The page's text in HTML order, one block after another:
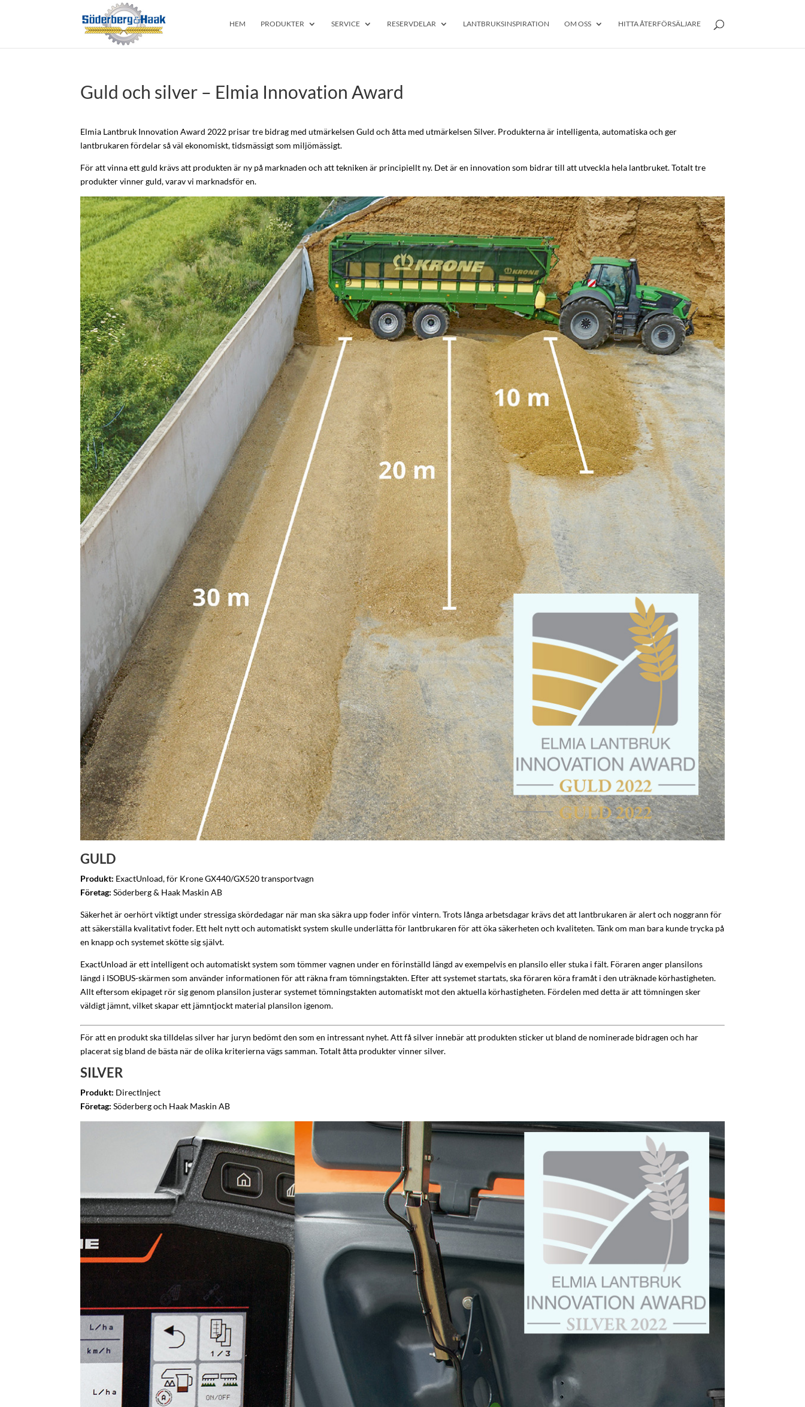
HEM PRODUKTER SERVICE RESERVDELAR LANTBRUKSINSPIRATION OM OSS HITTA ÅTERFÖRSÄLJARE
Guld och silver – Elmia Innovation Award
Elmia Lantbruk Innovation Award 2022 prisar tre bidrag med utmärkelsen Guld och åtta med utmärkelsen Silver. Produkterna är intelligenta, automatiska och ger
lantbrukaren fördelar så väl ekonomiskt, tidsmässigt som miljömässigt.
För att vinna ett guld krävs att produkten är ny på marknaden och att tekniken är principiellt ny. Det är en innovation som bidrar till att utveckla hela lantbruket. Totalt tre
produkter vinner guld, varav vi marknadsför en.
GULD
Produkt: ExactUnload, för Krone GX440/GX520 transportvagn
Företag: Söderberg & Haak Maskin AB
Säkerhet är oerhört viktigt under stressiga skördedagar när man ska säkra upp foder inför vintern. Trots långa arbetsdagar krävs det att lantbrukaren är alert och noggrann för
att säkerställa kvalitativt foder. Ett helt nytt och automatiskt system skulle underlätta för lantbrukaren för att öka säkerheten och kvaliteten. Tänk om man bara kunde trycka på
en knapp och systemet skötte sig självt.
ExactUnload är ett intelligent och automatiskt system som tömmer vagnen under en förinställd längd av exempelvis en plansilo eller stuka i fält. Föraren anger plansilons
längd i ISOBUS-skärmen som använder informationen för att räkna fram tömningstakten. Efter att systemet startats, ska föraren köra framåt i den uträknade körhastigheten.
Allt eftersom ekipaget rör sig genom plansilon justerar systemet tömningstakten automatiskt mot den aktuella körhastigheten. Fördelen med detta är att tömningen sker
väldigt jämnt, vilket skapar ett jämntjockt material plansilon igenom.
För att en produkt ska tilldelas silver har juryn bedömt den som en intressant nyhet. Att få silver innebär att produkten sticker ut bland de nominerade bidragen och har
placerat sig bland de bästa när de olika kriterierna vägs samman. Totalt åtta produkter vinner silver.
SILVER
Produkt: DirectInject
Företag: Söderberg och Haak Maskin AB